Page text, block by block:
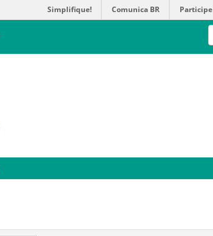
Simplifique! Comunica BR Participe